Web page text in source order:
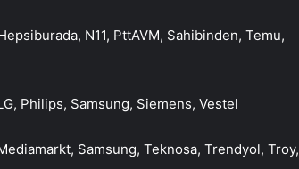
N11, PttAVM, Sahibinden, Temu,
Philips, Samsung, Siemens, Vestel
Samsung, Teknosa, Trendyol, Troy,